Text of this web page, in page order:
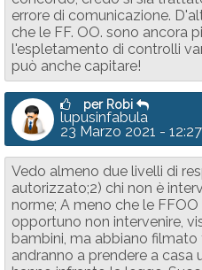
errore di comunicazione.
che le FF. OO. sono ancora
l'espletamento di controlli
può anche capitare!
per Robi
lupusinfabula
23 Marzo 2021 - 12:27
Vedo almeno due livelli di
autorizzato;2) chi non è
norme; A meno che le
opportuno non intervenire,
bambini, ma abbiano
andranno a prendere a